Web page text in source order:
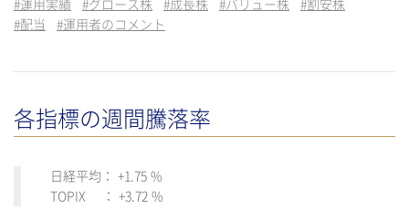
#運用実績 #グロース株 #成長株 #バリュー株 #割安株
#配当 #運用者のコメント
各指標の週間騰落率
日経平均： +1.75 %
TOPIX ： +3.72 %